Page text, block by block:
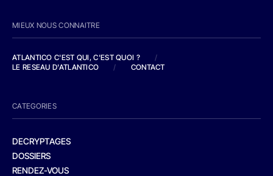
MIEUX NOUS CONNAITRE
ATLANTICO C'EST QUI, C'EST QUOI ?
/
LE RESEAU D'ATLANTICO
/ CONTACT
CATEGORIES
DECRYPTAGES
DOSSIERS
RENDEZ-VOUS